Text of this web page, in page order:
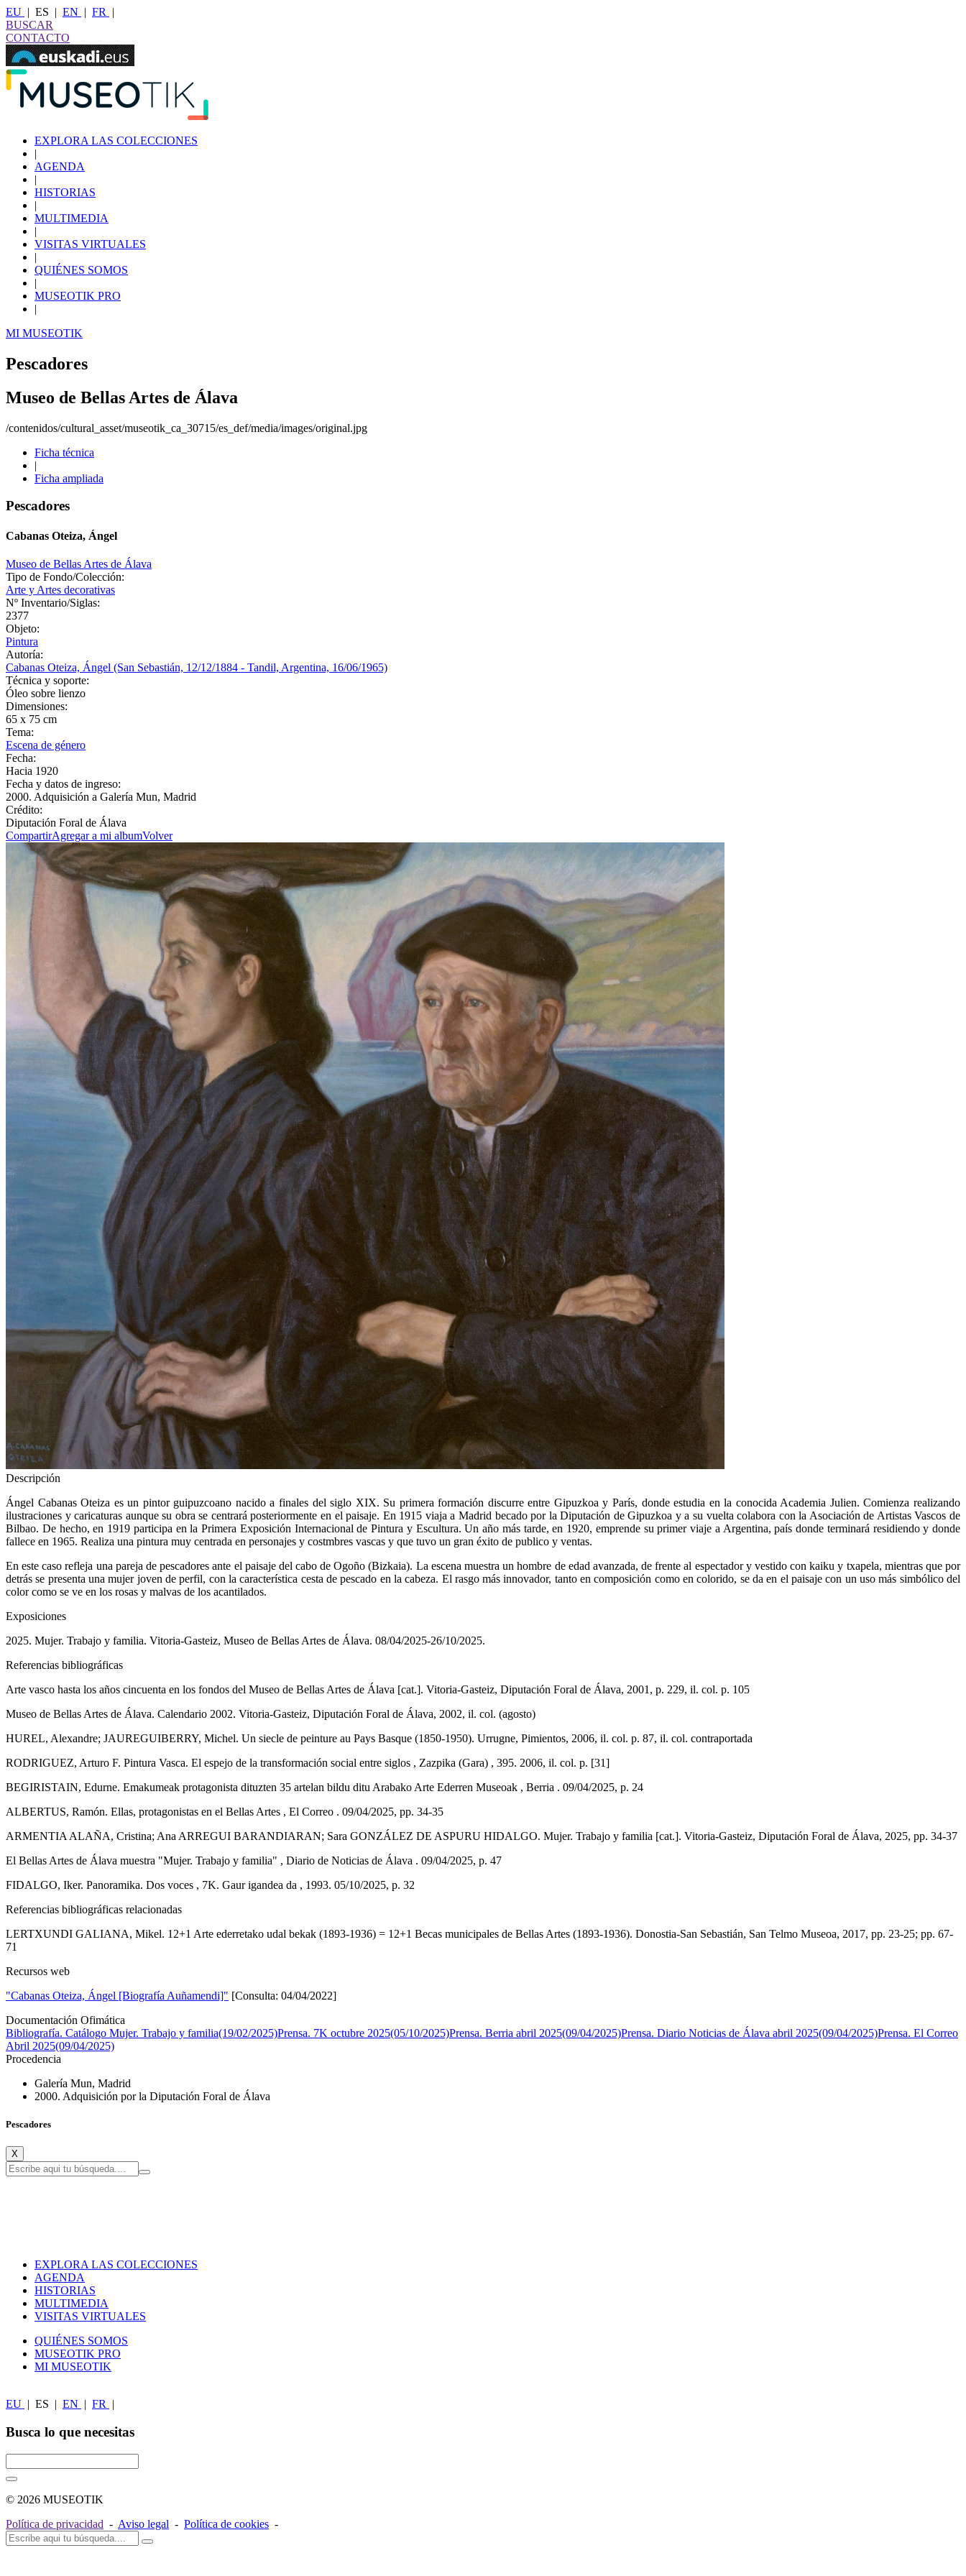
EU | ES | EN | FR
|
BUSCAR
CONTACTO
EXPLORA LAS COLECCIONES
|
AGENDA
|
HISTORIAS
|
MULTIMEDIA
|
VISITAS VIRTUALES
|
QUIÉNES SOMOS
|
MUSEOTIK PRO
|
MI MUSEOTIK
Pescadores
Museo de Bellas Artes de Álava
/contenidos/cultural_asset/museotik_ca_30715/es_def/media/images/original.jpg
Ficha técnica
|
Ficha ampliada
Pescadores
Cabanas Oteiza, Ángel
Museo de Bellas Artes de Álava
Tipo de Fondo/Colección:
Arte y Artes decorativas
Nº Inventario/Siglas:
2377
Objeto:
Pintura
Autoría:
Cabanas Oteiza, Ángel (San Sebastián, 12/12/1884 - Tandil, Argentina, 16/06/1965)
Técnica y soporte:
Óleo sobre lienzo
Dimensiones:
65 x 75 cm
Tema:
Escena de género
Fecha:
Hacia 1920
Fecha y datos de ingreso:
2000. Adquisición a Galería Mun, Madrid
Crédito:
Diputación Foral de Álava
CompartirAgregar a mi albumVolver
Descripción
Ángel Cabanas Oteiza es un pintor guipuzcoano nacido a finales del siglo XIX. Su primera formación discurre entre Gipuzkoa y París, donde estudia en la conocida Academia Julien. Comienza realizando
ilustraciones y caricaturas aunque su obra se centrará posteriormente en el paisaje. En 1915 viaja a Madrid becado por la Diputación de Gipuzkoa y a su vuelta colabora con la Asociación de Artistas Vascos de
Bilbao. De hecho, en 1919 participa en la Primera Exposición Internacional de Pintura y Escultura. Un año más tarde, en 1920, emprende su primer viaje a Argentina, país donde terminará residiendo y donde
fallece en 1965. Realiza una pintura muy centrada en personajes y costmbres vascas y que tuvo un gran éxito de publico y ventas.
En este caso refleja una pareja de pescadores ante el paisaje del cabo de Ogoño (Bizkaia). La escena muestra un hombre de edad avanzada, de frente al espectador y vestido con kaiku y txapela, mientras que por
detrás se presenta una mujer joven de perfil, con la característica cesta de pescado en la cabeza. El rasgo más innovador, tanto en composición como en colorido, se da en el paisaje con un uso más simbólico del
color como se ve en los rosas y malvas de los acantilados.
Exposiciones
2025. Mujer. Trabajo y familia. Vitoria-Gasteiz, Museo de Bellas Artes de Álava. 08/04/2025-26/10/2025.
Referencias bibliográficas
Arte vasco hasta los años cincuenta en los fondos del Museo de Bellas Artes de Álava [cat.]. Vitoria-Gasteiz, Diputación Foral de Álava, 2001, p. 229, il. col. p. 105
Museo de Bellas Artes de Álava. Calendario 2002. Vitoria-Gasteiz, Diputación Foral de Álava, 2002, il. col. (agosto)
HUREL, Alexandre; JAUREGUIBERRY, Michel. Un siecle de peinture au Pays Basque (1850-1950). Urrugne, Pimientos, 2006, il. col. p. 87, il. col. contraportada
RODRIGUEZ, Arturo F. Pintura Vasca. El espejo de la transformación social entre siglos , Zazpika (Gara) , 395. 2006, il. col. p. [31]
BEGIRISTAIN, Edurne. Emakumeak protagonista dituzten 35 artelan bildu ditu Arabako Arte Ederren Museoak , Berria . 09/04/2025, p. 24
ALBERTUS, Ramón. Ellas, protagonistas en el Bellas Artes , El Correo . 09/04/2025, pp. 34-35
ARMENTIA ALAÑA, Cristina; Ana ARREGUI BARANDIARAN; Sara GONZÁLEZ DE ASPURU HIDALGO. Mujer. Trabajo y familia [cat.]. Vitoria-Gasteiz, Diputación Foral de Álava, 2025, pp. 34-37
El Bellas Artes de Álava muestra "Mujer. Trabajo y familia" , Diario de Noticias de Álava . 09/04/2025, p. 47
FIDALGO, Iker. Panoramika. Dos voces , 7K. Gaur igandea da , 1993. 05/10/2025, p. 32
Referencias bibliográficas relacionadas
LERTXUNDI GALIANA, Mikel. 12+1 Arte ederretako udal bekak (1893-1936) = 12+1 Becas municipales de Bellas Artes (1893-1936). Donostia-San Sebastián, San Telmo Museoa, 2017, pp. 23-25; pp. 67-
71
Recursos web
"Cabanas Oteiza, Ángel [Biografía Auñamendi]" [Consulta: 04/04/2022]
Documentación Ofimática
Bibliografía. Catálogo Mujer. Trabajo y familia(19/02/2025)Prensa. 7K octubre 2025(05/10/2025)Prensa. Berria abril 2025(09/04/2025)Prensa. Diario Noticias de Álava abril 2025(09/04/2025)Prensa. El Correo
Abril 2025(09/04/2025)
Procedencia
Galería Mun, Madrid
2000. Adquisición por la Diputación Foral de Álava
Pescadores
X
EXPLORA LAS COLECCIONES
AGENDA
HISTORIAS
MULTIMEDIA
VISITAS VIRTUALES
QUIÉNES SOMOS
MUSEOTIK PRO
MI MUSEOTIK
EU | ES | EN | FR |
Busca lo que necesitas
© 2026 MUSEOTIK
Política de privacidad - Aviso legal - Política de cookies -